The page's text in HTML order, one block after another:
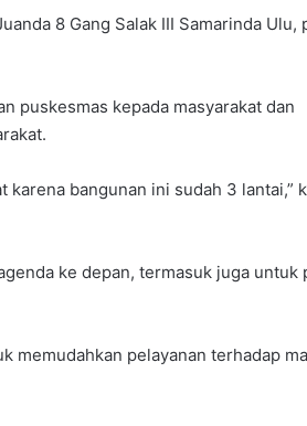
8 Gang Salak III Samarinda Ulu,
puskesmas kepada masyarakat dan
karena bangunan ini sudah 3 lantai,”
ke depan, termasuk juga untuk
memudahkan pelayanan terhadap